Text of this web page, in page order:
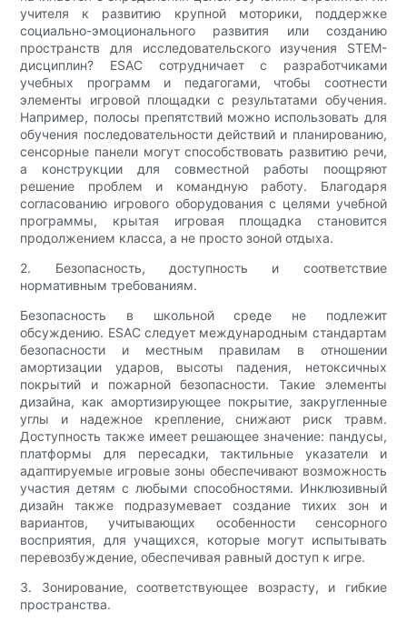
учителя к развитию крупной моторики, поддержке
социально-эмоционального развития или созданию
пространств для исследовательского изучения STEM-
дисциплин? ESAC сотрудничает с разработчиками
учебных программ и педагогами, чтобы соотнести
элементы игровой площадки с результатами обучения.
Например, полосы препятствий можно использовать для
обучения последовательности действий и планированию,
сенсорные панели могут способствовать развитию речи,
а конструкции для совместной работы поощряют
решение проблем и командную работу. Благодаря
согласованию игрового оборудования с целями учебной
программы, крытая игровая площадка становится
продолжением класса, а не просто зоной отдыха.
2. Безопасность, доступность и соответствие
нормативным требованиям.
Безопасность в школьной среде не подлежит
обсуждению. ESAC следует международным стандартам
безопасности и местным правилам в отношении
амортизации ударов, высоты падения, нетоксичных
покрытий и пожарной безопасности. Такие элементы
дизайна, как амортизирующее покрытие, закругленные
углы и надежное крепление, снижают риск травм.
Доступность также имеет решающее значение: пандусы,
платформы для пересадки, тактильные указатели и
адаптируемые игровые зоны обеспечивают возможность
участия детям с любыми способностями. Инклюзивный
дизайн также подразумевает создание тихих зон и
вариантов, учитывающих особенности сенсорного
восприятия, для учащихся, которые могут испытывать
перевозбуждение, обеспечивая равный доступ к игре.
3. Зонирование, соответствующее возрасту, и гибкие
пространства.